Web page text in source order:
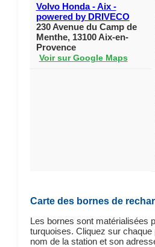
Volvo Honda - Aix -
powered by DRIVECO
230 Avenue du Camp de
Menthe, 13100 Aix-en-
Provence
Voir sur Google Maps
Carte des bornes de
Les bornes sont matérialisées
turquoises. Cliquez sur chaque
nom de la station et son